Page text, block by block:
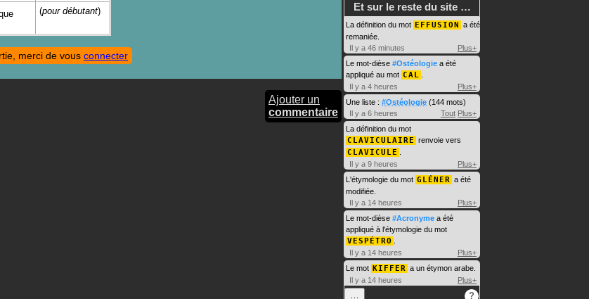
(pour débutant)
merci de vous connecter
Ajouter un
commentaire
Et sur le reste du site …
La définition du mot EFFUSION a été
remaniée.
Il y a 46 minutes
Plus+
Le mot-dièse #Ostéologie a été
appliqué au mot CAL
Il y a 4 heures
Plus+
Une liste : #Ostéologie (144 mots)
Il y a 6 heures
Tout Plus+
La définition du mot
CLAVICULAIRE renvoie vers
CLAVICULE
Il y a 9 heures
Plus+
L'étymologie du mot GLÉNER a été
modifiée.
Il y a 14 heures
Plus+
Le mot-dièse #Acronyme a été
appliqué à l'étymologie du mot
VESPÉTRO
Il y a 14 heures
Plus+
Le mot KIFFER a un étymon arabe.
Il y a 14 heures
Plus+
… ?